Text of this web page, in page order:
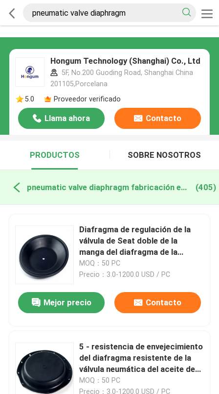
Hongum Technology (Shanghai) Co., Ltd
5F, No.200 Guoding Road, Shanghai China
201105,Porcelana
5.0
Proveedor verificado
Llama ahora Contacto
PRODUCTOS SOBRE NOSOTROS
pneumatic valve diaphragm fabricación en línea (405)
Diafragma de regulación de la
válvula de Seat doble de la
manga del diafragma de la
válvula neumática
MOQ：50 PC
Precio：3.0-1200.0 USD / PC
Mejor precio Contacto
5 - resistencia de envejecimiento
del diafragma resistente de la
válvula neumática del aceite de
1500m m
MOQ：50 PC
Precio：3.0-1200.0 USD / PC